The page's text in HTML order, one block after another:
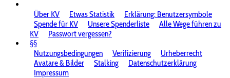
Über KV
Etwas Statistik
Erklärung: Benutzersymbole
Spende für KV
Unsere Spenderliste
Alle Wege führen zu
KV
Passwort vergessen?
§§
Nutzungsbedingungen
Verifizierung
Urheberrecht
Avatare & Bilder
Stalking
Datenschutzerklärung
Impressum